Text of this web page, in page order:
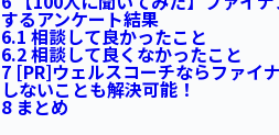
するアンケート結果
6.1相談して良かったこと
6.2相談して良くなかったこと
7 [PR]ウェルスコーチならファイ
しないことも解決可能！
8まとめ